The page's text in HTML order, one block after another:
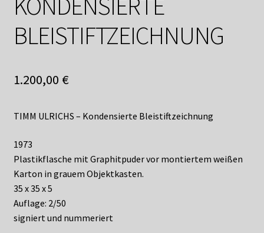
Suchservice
Zahlungsarten
BLEISTIFTZEICHNUNG
1.200,00 €
TIMM ULRICHS – Kondensierte Bleistiftzeichnung
1973
Plastikflasche mit Graphitpuder vor montiertem weißen
Karton in grauem Objektkasten.
35 x 35 x 5
Auflage: 2/50
signiert und nummeriert